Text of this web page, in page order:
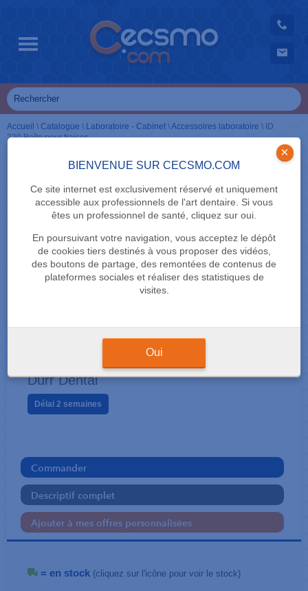
BIENVENUE SUR CECSMO.COM
Ce site internet est exclusivement réservé et uniquement
accessible aux professionnels de l'art dentaire. Si vous
êtes un professionnel de santé, cliquez sur oui.
En poursuivant votre navigation, vous acceptez le dépôt
de cookies tiers destinés à vous proposer des vidéos,
des boutons de partage, des remontées de contenus de
plateformes sociales et réaliser des statistiques de
visites.
×
Oui
Accueil \ Catalogue \ Laboratoire - Cabinet \Accessoires laboratoire \ ID
220 Boîte pour fraises
ID 220 Boîte pour fraises
Dürr Dental
Délai 2 semaines
Commander
Descriptif complet
Ajouter à mes offres personnalisées
= en stock (cliquez sur l'icône pour voir le stock)